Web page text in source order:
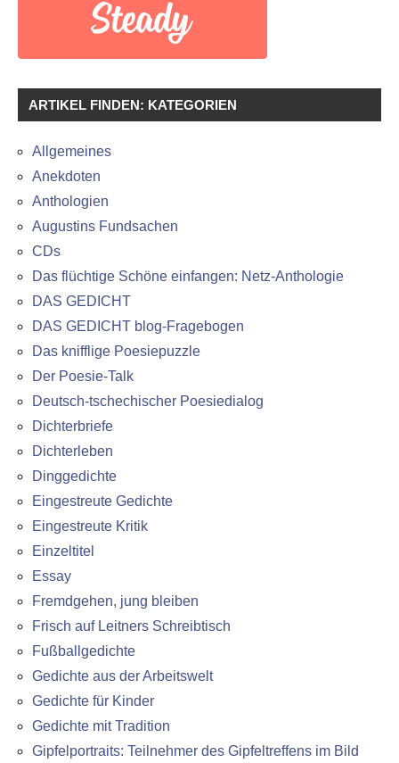
ARTIKEL FINDEN: KATEGORIEN
Allgemeines
Anekdoten
Anthologien
Augustins Fundsachen
CDs
Das flüchtige Schöne einfangen: Netz-Anthologie
DAS GEDICHT
DAS GEDICHT blog-Fragebogen
Das knifflige Poesiepuzzle
Der Poesie-Talk
Deutsch-tschechischer Poesiedialog
Dichterbriefe
Dichterleben
Dinggedichte
Eingestreute Gedichte
Eingestreute Kritik
Einzeltitel
Essay
Fremdgehen, jung bleiben
Frisch auf Leitners Schreibtisch
Fußballgedichte
Gedichte aus der Arbeitswelt
Gedichte für Kinder
Gedichte mit Tradition
Gipfelportraits: Teilnehmer des Gipfeltreffens im Bild